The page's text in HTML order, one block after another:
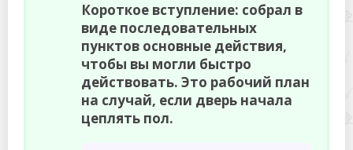
Короткое вступление: собрал в
виде последовательных
пунктов основные действия,
чтобы вы могли быстро
действовать. Это рабочий план
на случай, если дверь начала
цеплять пол.